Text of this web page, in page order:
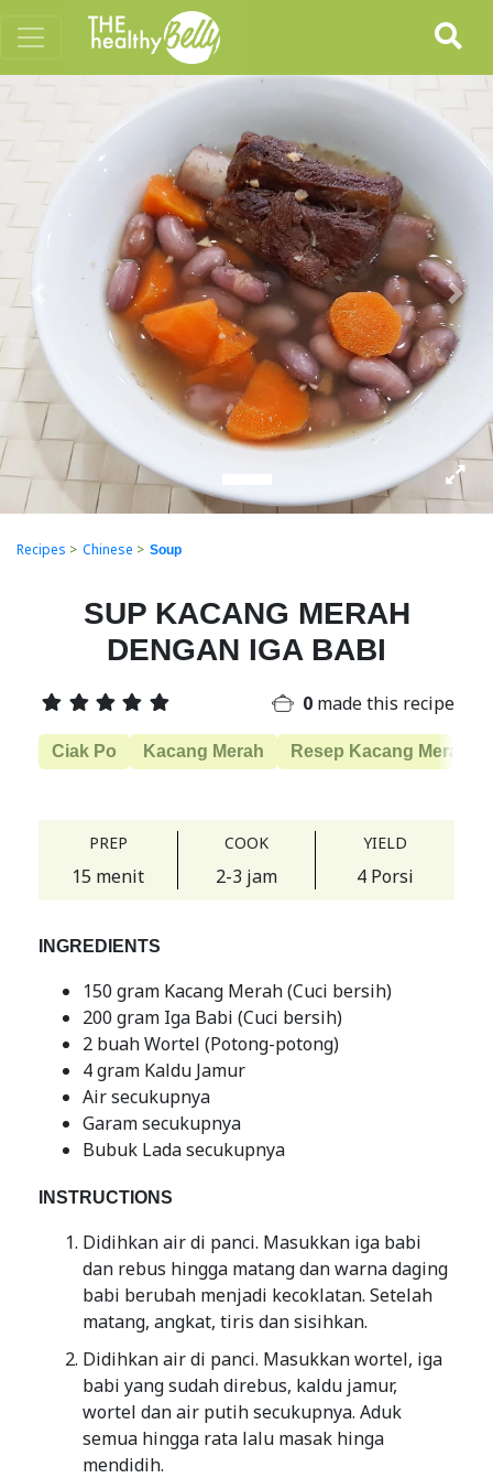
Previous Next
Recipes > Chinese > Soup
SUP KACANG MERAH
DENGAN IGA BABI
0 made this recipe
Ciak Po Kacang Merah Resep Kacang Merah
PREP
15 menit
COOK
2-3 jam
YIELD
4 Porsi
INGREDIENTS
150 gram Kacang Merah (Cuci bersih)
200 gram Iga Babi (Cuci bersih)
2 buah Wortel (Potong-potong)
4 gram Kaldu Jamur
Air secukupnya
Garam secukupnya
Bubuk Lada secukupnya
INSTRUCTIONS
Didihkan air di panci. Masukkan iga babi
dan rebus hingga matang dan warna daging
babi berubah menjadi kecoklatan. Setelah
matang, angkat, tiris dan sisihkan.
Didihkan air di panci. Masukkan wortel, iga
babi yang sudah direbus, kaldu jamur,
wortel dan air putih secukupnya. Aduk
semua hingga rata lalu masak hinga
mendidih.